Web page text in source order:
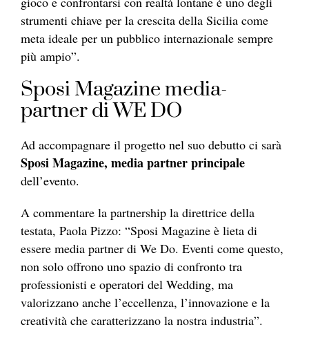
strumenti chiave per la crescita della Sicilia come
meta ideale per un pubblico internazionale sempre
più ampio”.
Sposi Magazine media-
partner di WE DO
Ad accompagnare il progetto nel suo debutto ci sarà
Sposi Magazine, media partner principale
dell’evento.
A commentare la partnership la direttrice della
testata, Paola Pizzo: “Sposi Magazine è lieta di
essere media partner di We Do. Eventi come questo,
non solo offrono uno spazio di confronto tra
professionisti e operatori del Wedding, ma
valorizzano anche l’eccellenza, l’innovazione e la
creatività che caratterizzano la nostra industria”.